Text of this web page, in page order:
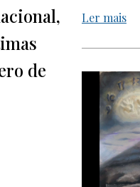
de
Ler mais